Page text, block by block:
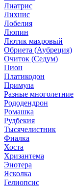
Лиатрис
Лихнис
Лобелия
Люпин
Лютик махровый
Обриета (Аубреция)
Очиток (Седум)
Пион
Платикодон
Примула
Разные многолетние
Рододендрон
Ромашка
Рудбекия
Тысячелистник
Фиалка
Хоста
Хризантема
Энотера
Ясколка
Гелиопсис